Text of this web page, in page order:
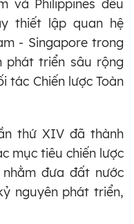
và Philippines đều
thiết lập quan hệ
- Singapore trong
phát triển sâu rộng
tác Chiến lược Toàn
thứ XIV đã thành
mục tiêu chiến lược
đưa đất nước
nguyên phát triển,